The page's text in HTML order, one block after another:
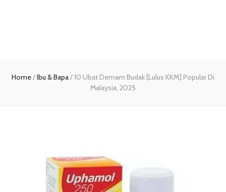
Home/Ibu & Bapa/10 Ubat Demam Budak [Lulus KKM] Popular Di
Malaysia, 2025